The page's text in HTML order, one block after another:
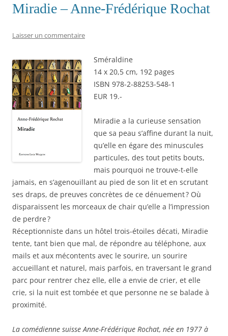
Miradie – Anne-Frédérique Rochat
Laisser un commentaire
Sméraldine
14 x 20,5 cm, 192 pages
ISBN 978-2-88253-548-1
EUR 19.-
Miradie a la curieuse sensation
que sa peau s’affine durant la nuit,
qu’elle en égare des minuscules
particules, des tout petits bouts,
mais pourquoi ne trouve-t-elle
jamais, en s’agenouillant au pied de son lit et en scrutant
ses draps, de preuves concrètes de ce dénuement ? Où
disparaissent les morceaux de chair qu’elle a l’impression
de perdre ?
Réceptionniste dans un hôtel trois-étoiles décati, Miradie
tente, tant bien que mal, de répondre au téléphone, aux
mails et aux mécontents avec le sourire, un sourire
accueillant et naturel, mais parfois, en traversant le grand
parc pour rentrer chez elle, elle a envie de crier, et elle
crie, si la nuit est tombée et que personne ne se balade à
proximité.
La comédienne suisse Anne-Frédérique Rochat, née en 1977 à